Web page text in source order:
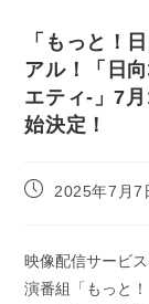
「もっと！
アル！「日
エティ-」7
始決定！
投
開
日:
2025年7月7
映像配信サービ
演番組「もっと